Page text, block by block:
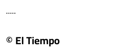
.....
© El Tiempo